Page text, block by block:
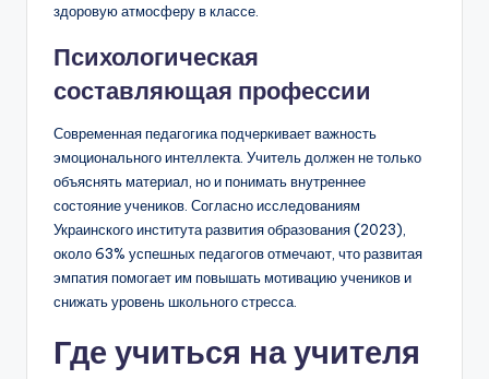
здоровую атмосферу в классе.
Психологическая
составляющая профессии
Современная педагогика подчеркивает важность
эмоционального интеллекта. Учитель должен не только
объяснять материал, но и понимать внутреннее
состояние учеников. Согласно исследованиям
Украинского института развития образования (2023),
около 63% успешных педагогов отмечают, что развитая
эмпатия помогает им повышать мотивацию учеников и
снижать уровень школьного стресса.
Где учиться на учителя